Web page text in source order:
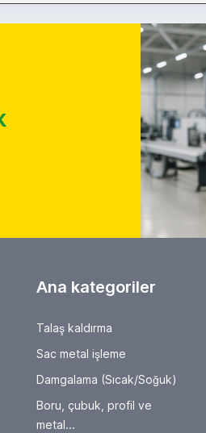
Ana kategoriler
Talaş kaldırma
Sac metal işleme
Damgalama (Sıcak/Soğuk)
Boru, çubuk, profil ve
metal...